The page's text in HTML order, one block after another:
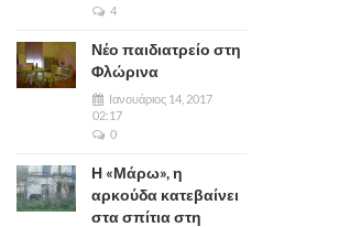
4
Νέο παιδιατρείο στη
Φλώρινα
Ιανουάριος 14, 2017
02:17
0
Η «Μάρω», η
αρκούδα κατεβαίνει
στα σπίτια στη